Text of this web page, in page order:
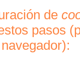
de
pasos